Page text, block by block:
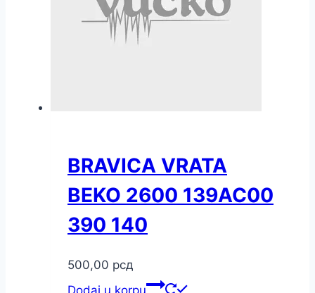
BRAVICA VRATA
BEKO 2600 139AC00
390 140
500,00 рсд
Dodaj u korpu